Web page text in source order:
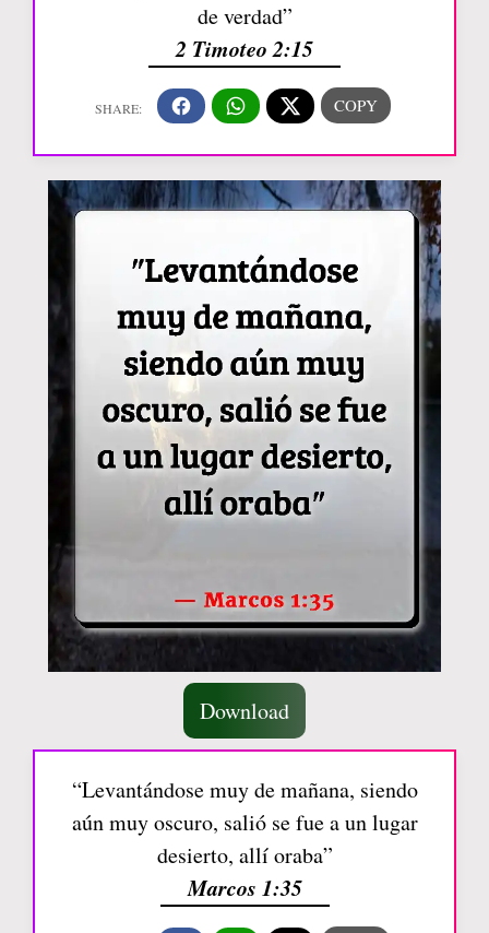
de verdad”
2 Timoteo 2:15
Download
“Levantándose muy de mañana, siendo
aún muy oscuro, salió se fue a un lugar
desierto, allí oraba”
Marcos 1:35